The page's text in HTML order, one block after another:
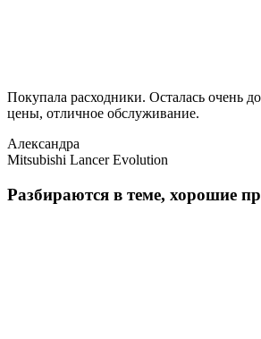
Покупала расходники. Осталась очень
цены, отличное обслуживание.
Александра
Mitsubishi Lancer Evolution
Разбираются в теме, хорошие